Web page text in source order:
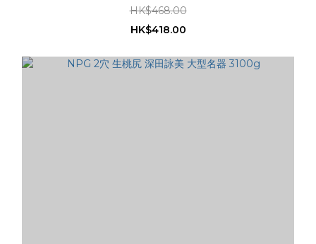
HK$468.00
HK$418.00